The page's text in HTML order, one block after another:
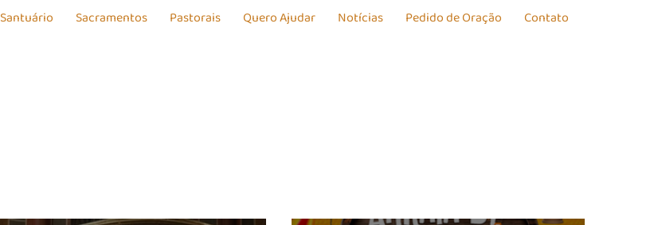
Santuário Sacramentos Pastorais Quero Ajudar Notícias Pedido de Oração Contato